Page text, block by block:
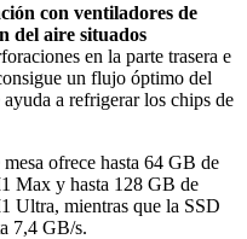
con ventiladores de
del aire situados
en la parte trasera e
un flujo óptimo del
a refrigerar los chips de
ofrece hasta 64 GB de
Max y hasta 128 GB de
Ultra, mientras que la SSD
7,4 GB/s.